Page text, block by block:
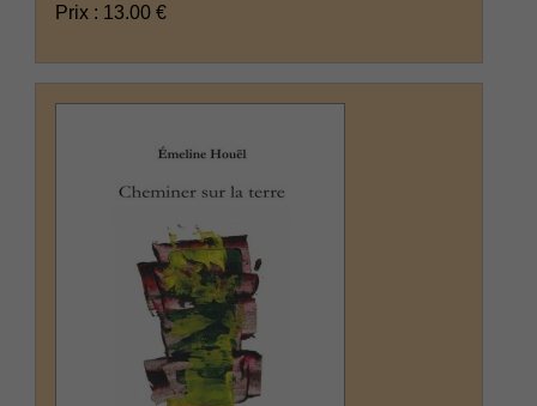
Prix : 13.00 €